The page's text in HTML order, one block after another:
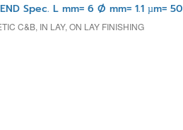
Spec. L mm= 6 Ø mm= 1.1 µm= 50
C&B, IN LAY, ON LAY FINISHING